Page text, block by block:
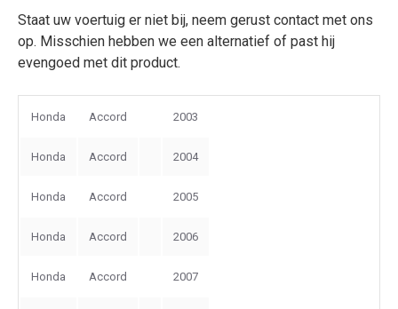
Staat uw voertuig er niet bij, neem gerust contact met ons
op. Misschien hebben we een alternatief of past hij
evengoed met dit product.
Honda Accord 2003
Honda Accord 2004
Honda Accord 2005
Honda Accord 2006
Honda Accord 2007